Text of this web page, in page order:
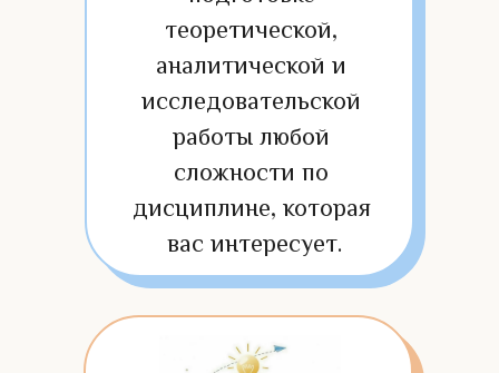
теоретической,
аналитической и
исследовательской
работы любой
сложности по
дисциплине, которая
вас интересует.